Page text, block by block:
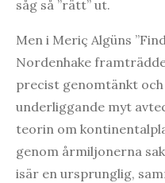
såg så ”rätt” ut.
Men i Meriç Algüns
Nordenhake
precist genomtänkt
underliggande myt
teorin om
genom årmiljonerna
isär en ursprunglig,